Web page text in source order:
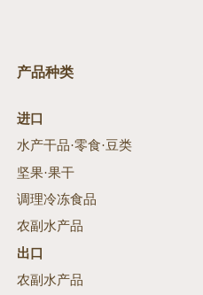
产品种类
进口
水产干品·零食·豆类
坚果·果干
调理冷冻食品
农副水产品
出口
农副水产品